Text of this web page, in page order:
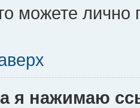
можете лично
я нажимаю